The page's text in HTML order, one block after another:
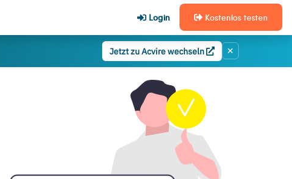
Login Kostenlos testen
Jetzt zu Acvire wechseln
✕